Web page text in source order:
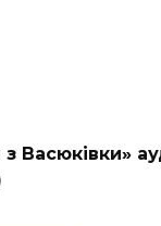
Васюківки»